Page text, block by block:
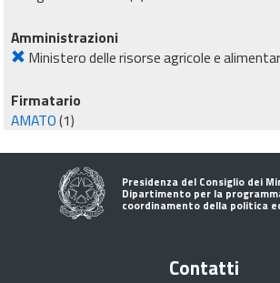
Amministrazioni
Ministero delle risorse agricole e
Firmatario
AMATO(1)
Presidenza del Consiglio dei
Dipartimento per la
coordinamento della politica
Contatti